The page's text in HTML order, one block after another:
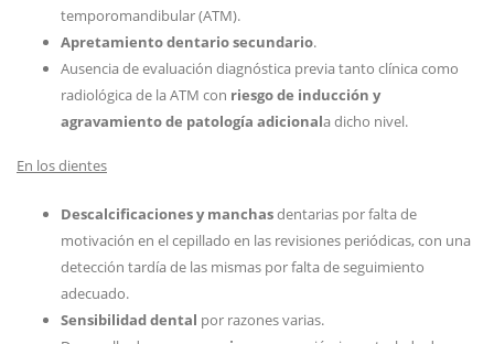
temporomandibular (ATM).
Apretamiento dentario secundario.
Ausencia de evaluación diagnóstica previa tanto clínica como
radiológica de la ATM con riesgo de inducción y
agravamiento de patología adicionala dicho nivel.
En los dientes
Descalcificaciones y manchasdentarias por falta de
motivación en el cepillado en las revisiones periódicas, con una
detección tardía de las mismas por falta de seguimiento
adecuado.
Sensibilidad dental por razones varias.